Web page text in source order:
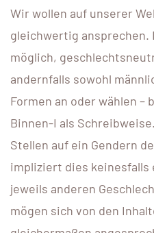
Wir wollen auf unserer
gleichwertig ansprechen.
möglich,
andernfalls sowohl
Formen an oder wählen –
Binnen-I als
Stellen auf ein Gendern
impliziert dies keinesfalls
jeweils anderen
mögen sich von den